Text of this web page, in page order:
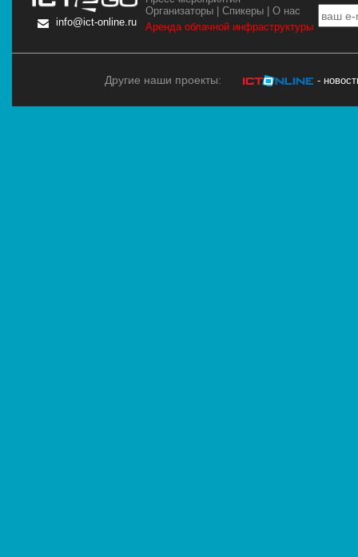
info@ict-online.ru
Организаторы |Спикеры |О нас
Аренда облачной инфраструктуры
Другие наши проекты: -